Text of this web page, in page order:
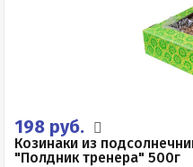
198 руб.
Козинаки из
"Полдник тренера" 500г